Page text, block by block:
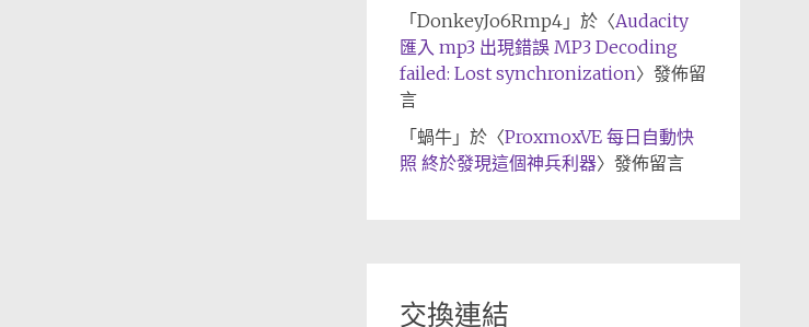
「 DonkeyJo6Rmp4」於〈Audacity
匯入 mp3 出現錯誤 MP3 Decoding
failed: Lost synchronization〉發佈留
言
「 蝸牛」於〈ProxmoxVE 每日自動快
照 終於發現這個神兵利器〉發佈留言
交換連結